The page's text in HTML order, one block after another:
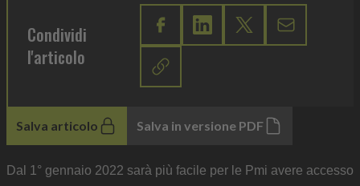
Condividi
l'articolo
Salva articolo Salva in versione PDF
Dal 1° gennaio 2022 sarà più facile per le Pmi avere accesso